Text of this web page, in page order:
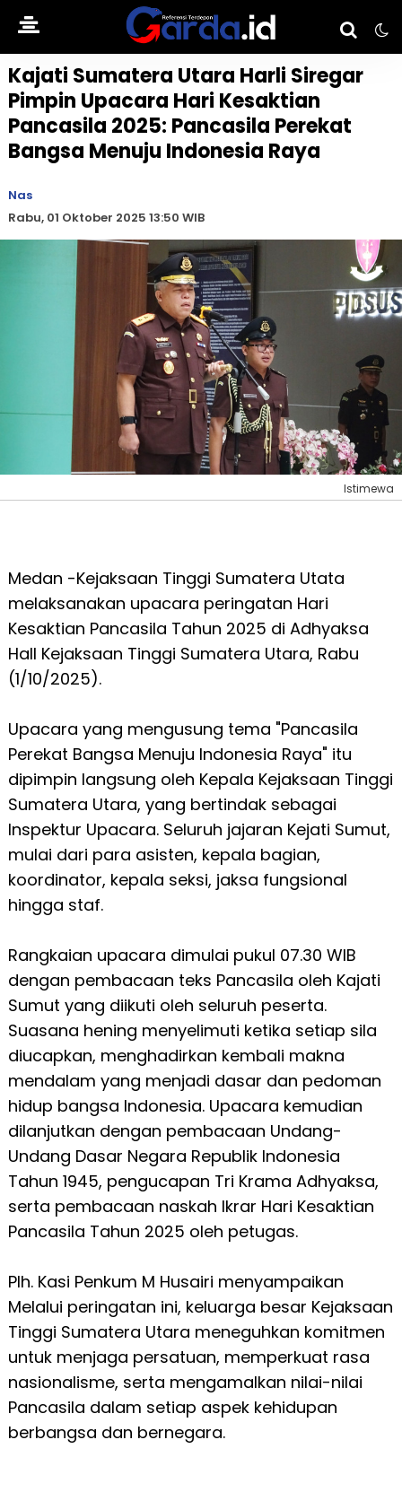
Kajati Sumatera Utara Harli Siregar
Pimpin Upacara Hari Kesaktian
Pancasila 2025: Pancasila Perekat
Bangsa Menuju Indonesia Raya
Nas
Rabu, 01 Oktober 2025 13:50 WIB
Istimewa
Medan -Kejaksaan Tinggi Sumatera Utata
melaksanakan upacara peringatan Hari
Kesaktian Pancasila Tahun 2025 di Adhyaksa
Hall Kejaksaan Tinggi Sumatera Utara, Rabu
(1/10/2025).
Upacara yang mengusung tema "Pancasila
Perekat Bangsa Menuju Indonesia Raya" itu
dipimpin langsung oleh Kepala Kejaksaan Tinggi
Sumatera Utara, yang bertindak sebagai
Inspektur Upacara. Seluruh jajaran Kejati Sumut,
mulai dari para asisten, kepala bagian,
koordinator, kepala seksi, jaksa fungsional
hingga staf.
Rangkaian upacara dimulai pukul 07.30 WIB
dengan pembacaan teks Pancasila oleh Kajati
Sumut yang diikuti oleh seluruh peserta.
Suasana hening menyelimuti ketika setiap sila
diucapkan, menghadirkan kembali makna
mendalam yang menjadi dasar dan pedoman
hidup bangsa Indonesia. Upacara kemudian
dilanjutkan dengan pembacaan Undang-
Undang Dasar Negara Republik Indonesia
Tahun 1945, pengucapan Tri Krama Adhyaksa,
serta pembacaan naskah Ikrar Hari Kesaktian
Pancasila Tahun 2025 oleh petugas.
Plh. Kasi Penkum M Husairi menyampaikan
Melalui peringatan ini, keluarga besar Kejaksaan
Tinggi Sumatera Utara meneguhkan komitmen
untuk menjaga persatuan, memperkuat rasa
nasionalisme, serta mengamalkan nilai-nilai
Pancasila dalam setiap aspek kehidupan
berbangsa dan bernegara.